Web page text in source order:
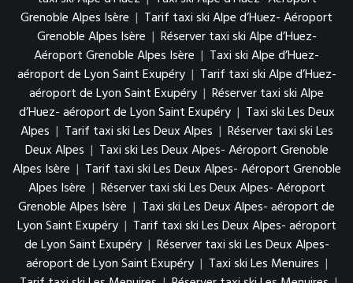
Grenoble Alpes Isère | Tarif taxi ski Alpe d’Huez- Aéroport
Grenoble Alpes Isère | Réserver taxi ski Alpe d’Huez-
Aéroport Grenoble Alpes Isère | Taxi ski Alpe d’Huez-
aéroport de Lyon Saint Exupéry | Tarif taxi ski Alpe d’Huez-
aéroport de Lyon Saint Exupéry | Réserver taxi ski Alpe
d’Huez- aéroport de Lyon Saint Exupéry | Taxi ski Les Deux
Alpes | Tarif taxi ski Les Deux Alpes | Réserver taxi ski Les
Deux Alpes | Taxi ski Les Deux Alpes- Aéroport Grenoble
Alpes Isère | Tarif taxi ski Les Deux Alpes- Aéroport Grenoble
Alpes Isère | Réserver taxi ski Les Deux Alpes- Aéroport
Grenoble Alpes Isère | Taxi ski Les Deux Alpes- aéroport de
Lyon Saint Exupéry | Tarif taxi ski Les Deux Alpes- aéroport
de Lyon Saint Exupéry | Réserver taxi ski Les Deux Alpes-
aéroport de Lyon Saint Exupéry | Taxi ski Les Menuires |